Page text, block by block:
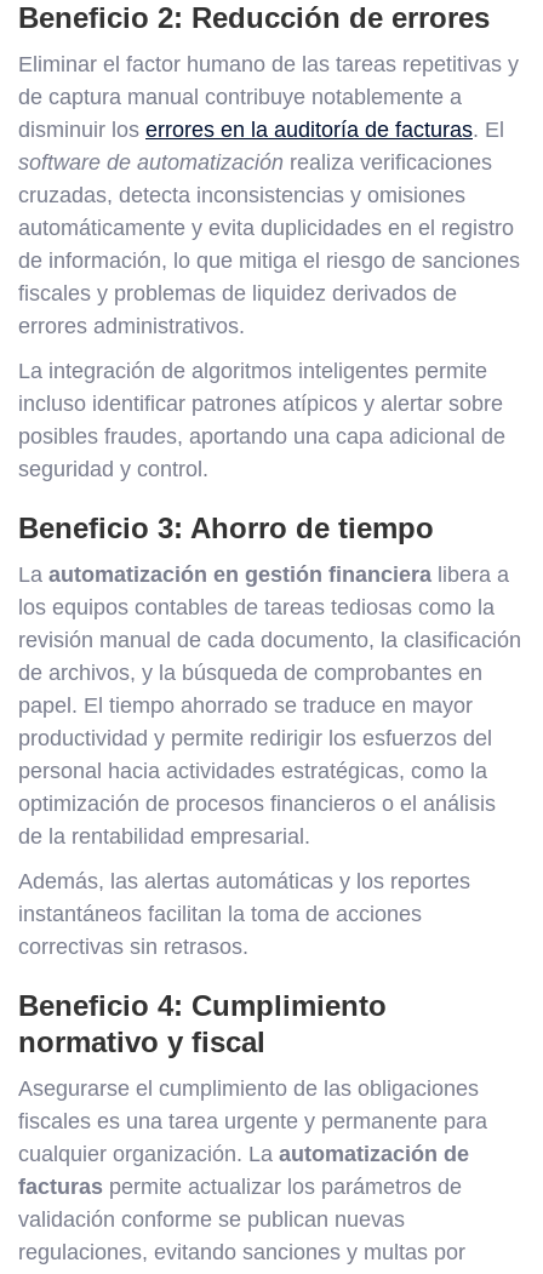
Beneficio 2: Reducción de errores
Eliminar el factor humano de las tareas repetitivas y
de captura manual contribuye notablemente a
disminuir los errores en la auditoría de facturas. El
software de automatización realiza verificaciones
cruzadas, detecta inconsistencias y omisiones
automáticamente y evita duplicidades en el registro
de información, lo que mitiga el riesgo de sanciones
fiscales y problemas de liquidez derivados de
errores administrativos.
La integración de algoritmos inteligentes permite
incluso identificar patrones atípicos y alertar sobre
posibles fraudes, aportando una capa adicional de
seguridad y control.
Beneficio 3: Ahorro de tiempo
La automatización en gestión financiera libera a
los equipos contables de tareas tediosas como la
revisión manual de cada documento, la clasificación
de archivos, y la búsqueda de comprobantes en
papel. El tiempo ahorrado se traduce en mayor
productividad y permite redirigir los esfuerzos del
personal hacia actividades estratégicas, como la
optimización de procesos financieros o el análisis
de la rentabilidad empresarial.
Además, las alertas automáticas y los reportes
instantáneos facilitan la toma de acciones
correctivas sin retrasos.
Beneficio 4: Cumplimiento
normativo y fiscal
Asegurarse el cumplimiento de las obligaciones
fiscales es una tarea urgente y permanente para
cualquier organización. La automatización de
facturas permite actualizar los parámetros de
validación conforme se publican nuevas
regulaciones, evitando sanciones y multas por